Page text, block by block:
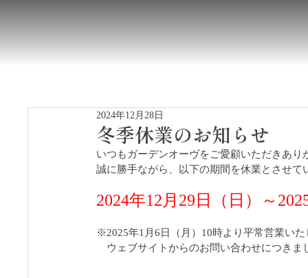
冬季休業のお知らせ
2024年12月28日
いつもガーデンオーヴをご愛顧いただきあり
誠に勝手ながら、以下の期間を休業とさせて
2024年12 月29日（日）～
※2025年1 月6日（月）10時より平常営業い
ウェブサイトからのお問い合わせにつきま